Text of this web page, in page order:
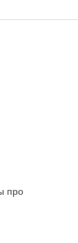
про